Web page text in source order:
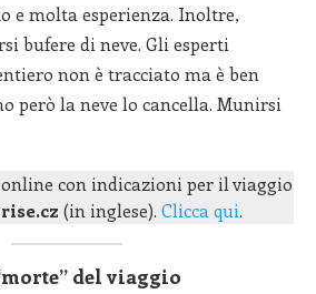
e molta esperienza. Inoltre,
bufere di neve. Gli esperti
non è tracciato ma è ben
però la neve lo cancella. Munirsi
con indicazioni per il viaggio
(in inglese). Clicca qui.
del viaggio